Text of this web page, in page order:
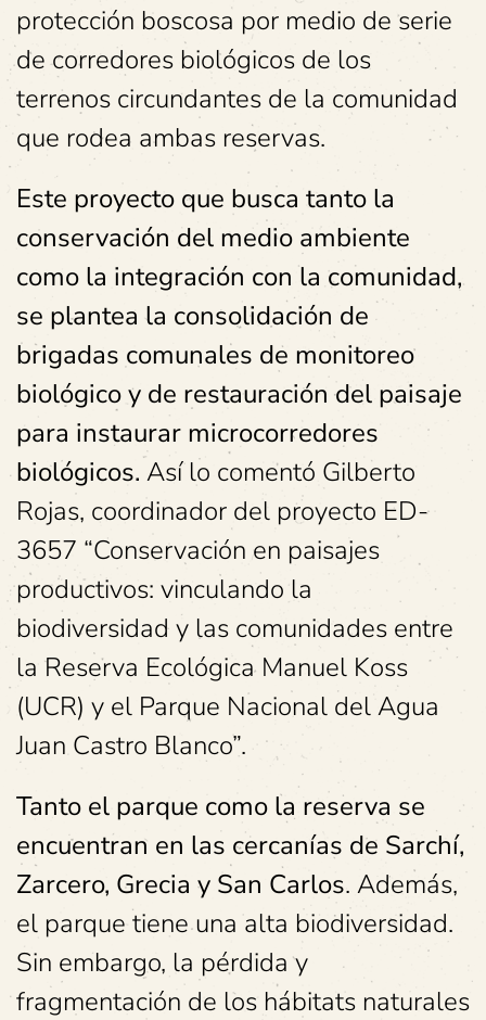
protección boscosa por medio de serie
de corredores biológicos de los
terrenos circundantes de la comunidad
que rodea ambas reservas.
Este proyecto que busca tanto la
conservación del medio ambiente
como la integración con la comunidad,
se plantea la consolidación de
brigadas comunales de monitoreo
biológico y de restauración del paisaje
para instaurar microcorredores
biológicos. Así lo comentó Gilberto
Rojas, coordinador del proyecto ED-
3657 “Conservación en paisajes
productivos: vinculando la
biodiversidad y las comunidades entre
la Reserva Ecológica Manuel Koss
(UCR) y el Parque Nacional del Agua
Juan Castro Blanco”.
Tanto el parque como la reserva se
encuentran en las cercanías de Sarchí,
Zarcero, Grecia y San Carlos. Además,
el parque tiene una alta biodiversidad.
Sin embargo, la pérdida y
fragmentación de los hábitats naturales